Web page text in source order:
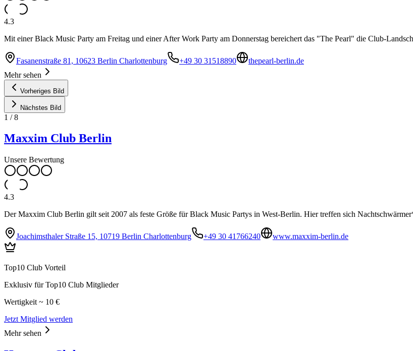
4.3
Mit einer Black Music Party am Freitag und einer After Work Party am Donnerstag bereichert das "The Pearl" die Club-
Fasanenstraße 81, 10623 Berlin Charlottenburg +49 30 31518890
thepearl-berlin.de
Mehr sehen
Vorheriges Bild
Nächstes Bild
1 /8
Maxxim Club Berlin
Unsere Bewertung
4.3
Der Maxxim Club Berlin gilt seit 2007 als feste Größe für Black Music Partys in West-Berlin. Hier treffen sich
Joachimsthaler Straße 15, 10719 Berlin Charlottenburg +49 30 41766240 www.maxxim-berlin.de
Top10 Club Vorteil
Exklusiv für Top10 Club Mitglieder
Wertigkeit ~ 10 €
Jetzt Mitglied werden
Mehr sehen